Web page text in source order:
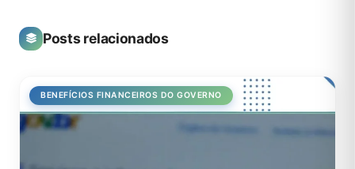
Posts relacionados
BENEFÍCIOS FINANCEIROS DO GOVERNO